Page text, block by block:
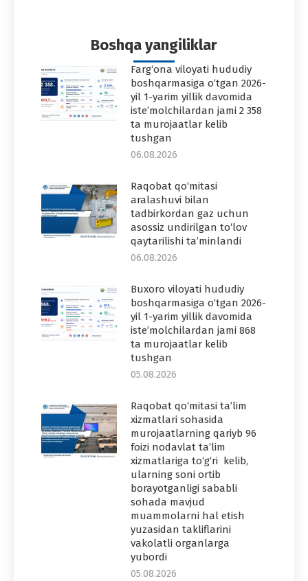
Boshqa yangiliklar
Farg‘ona viloyati hududiy
boshqarmasiga o‘tgan 2026-
yil 1-yarim yillik davomida
iste’molchilardan jami 2 358
ta murojaatlar kelib
tushgan
06.08.2026
Raqobat qo‘mitasi
aralashuvi bilan
tadbirkordan gaz uchun
asossiz undirilgan to‘lov
qaytarilishi ta’minlandi
06.08.2026
Buxoro viloyati hududiy
boshqarmasiga o‘tgan 2026-
yil 1-yarim yillik davomida
iste’molchilardan jami 868
ta murojaatlar kelib
tushgan
05.08.2026
Raqobat qo‘mitasi ta’lim
xizmatlari sohasida
murojaatlarning qariyb 96
foizi nodavlat ta’lim
xizmatlariga to‘g‘ri kelib,
ularning soni ortib
borayotganligi sababli
sohada mavjud
muammolarni hal etish
yuzasidan takliflarini
vakolatli organlarga
yubordi
05.08.2026